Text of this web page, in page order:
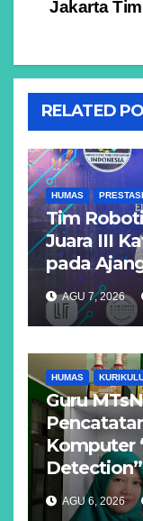
Jakarta
RELATED
HUMAS
Tim
Juara III
pada
AGU 7, 2026
HUMAS
Guru
Komputer
Detection”
AGU 6, 2026